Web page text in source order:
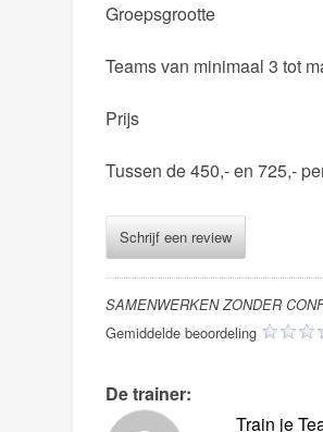
Groepsgrootte
Teams van minimaal 3 tot
Prijs
Tussen de 450,- en 725,-
Schrijf een review
SAMENWERKEN ZONDER
Gemiddelde beoordeling
De trainer:
Train je